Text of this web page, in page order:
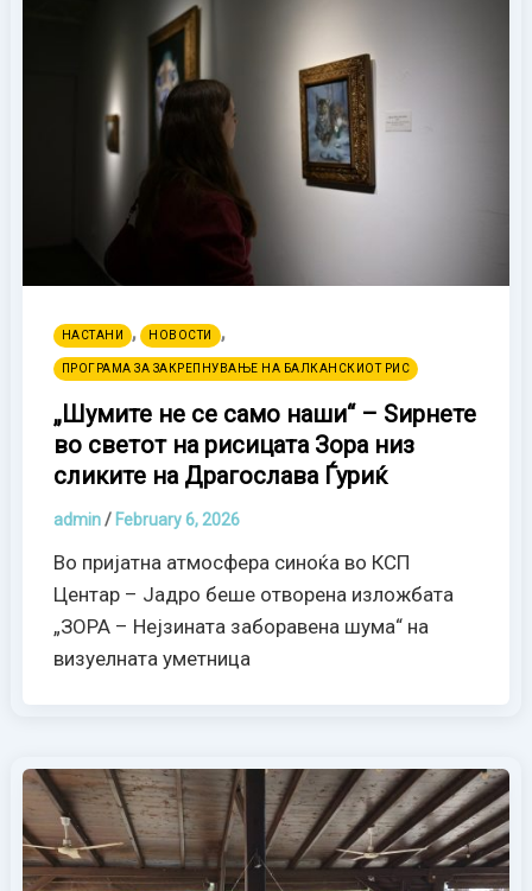
НАСТАНИ , НОВОСТИ ,
ПРОГРАМА ЗА ЗАКРЕПНУВАЊЕ НА БАЛКАНСКИОТ РИС
„Шумите не се само наши“ – Ѕирнете
во светот на рисицата Зора низ
сликите на Драгослава Ѓуриќ
admin/ February 6, 2026
Во пријатна атмосфера синоќа во КСП
Центар – Јадро беше отворена изложбата
„ЗОРА – Нејзината заборавена шума“ на
визуелната уметница